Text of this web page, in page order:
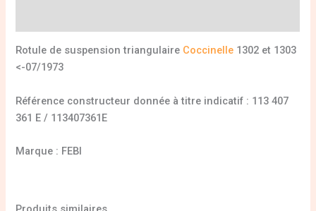
Rotule de suspension triangulaire Coccinelle 1302 et 1303
<-07/1973
Référence constructeur donnée à titre indicatif : 113 407
361 E / 113407361E
Marque : FEBI